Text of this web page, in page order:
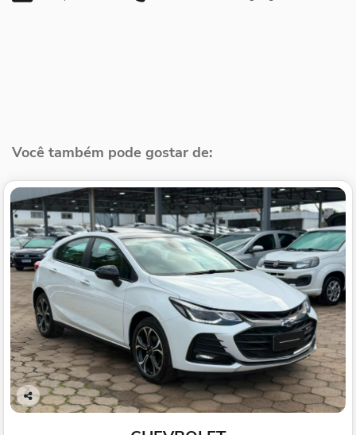
Você também pode gostar de:
Co